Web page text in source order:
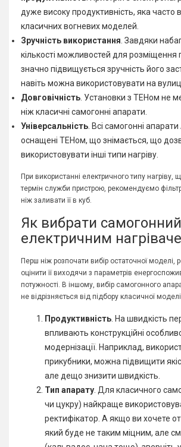
дуже високу продуктивність, яка часто
класичних вогневих моделей.
Зручність використання . Завдяки
кількості можливостей для розміщення
значно підвищується зручність його
навіть можна використовувати на
Довговічність . Установки з ТЕНом не
ніж класичні самогонні апарати.
Універсальність . Всі самогонні
оснащені ТЕНом, що знімається, що
використовувати інші типи нагріву.
При використанні електричного типу нагріву,
термін служби пристрою, рекомендуємо
ніж заливати її в куб.
Як вибрати
електричним
Перш ніж розпочати вибір остаточної
оцінити її виходячи з параметрів
потужності. В іншому, вибір самогонного
не відрізняється від підбору класичної
Продуктивність . На швидкість
впливають конструкційні
модернізації. Наприклад,
прикубники, можна підвищити
але дещо знизити швидкість.
Тип апарату . Для класичного
чи цукру) найкраще
ректифікатор. А якщо ви хочете
який буде не таким міцним, але